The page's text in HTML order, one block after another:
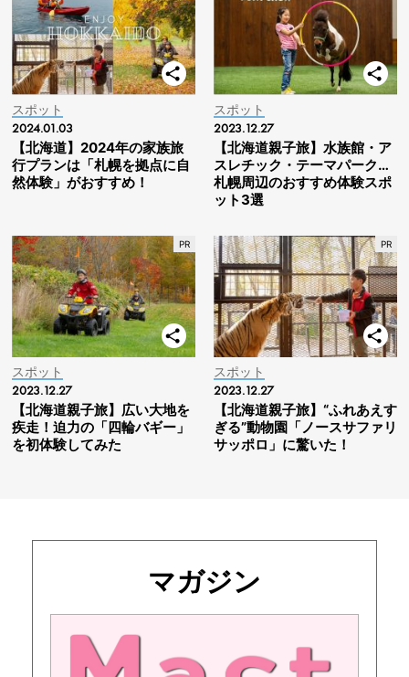
スポット
2024.01.03
【北海道】2024年の家族旅
行プランは「札幌を拠点に自
然体験」がおすすめ！
スポット
2023.12.27
【北海道親子旅】水族館・ア
スレチック・テーマパーク…
札幌周辺のおすすめ体験スポ
ット3選
スポット
2023.12.27
【北海道親子旅】広い大地を
疾走！迫力の「四輪バギー」
を初体験してみた
スポット
2023.12.27
【北海道親子旅】“ふれあえす
ぎる”動物園「ノースサファリ
サッポロ」に驚いた！
マガジン